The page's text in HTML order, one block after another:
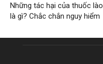
Những tác hại của thuốc lào
là gì? Chắc chắn nguy hiểm